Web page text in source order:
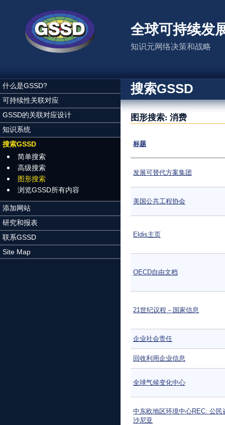
全球可持续发
知识元网络决策和战略
什么是GSSD?
可持续性关联对应
GSSD的关联对应设计
知识系统
搜索GSSD
简单搜索
高级搜索
图形搜索
浏览GSSD所有内容
添加网站
研究和报表
联系GSSD
Site Map
搜索GSSD
图形搜索: 消费
标题
发展可替代方案集团
美国公共工程协会
Eldis主页
OECD自由文档
21世纪议程－国家信息
企业社会责任
回收利用企业信息
全球气候变化中心
中东欧地区环境中心REC: 公民
沙尼亚